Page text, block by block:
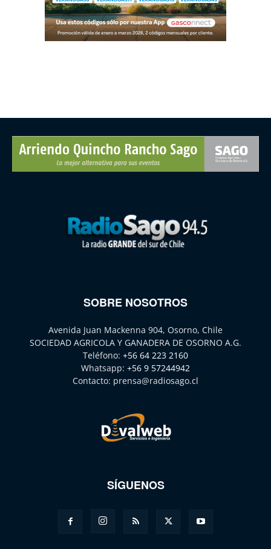
SOBRE NOSOTROS
Avenida Juan Mackenna 904, Osorno, Chile
SOCIEDAD AGRICOLA Y GANADERA DE OSORNO A.G.
Teléfono: +56 64 223 2160
Whatsapp: +56 9 57244942
Contacto: prensa@radiosago.cl
SÍGUENOS